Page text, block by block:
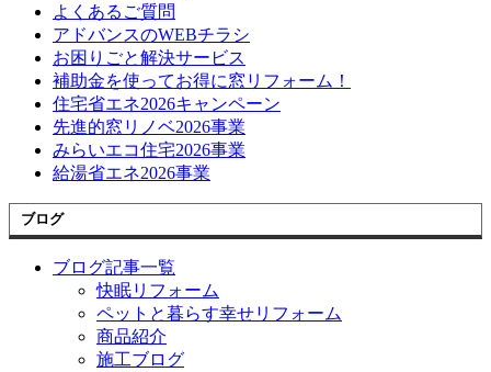
よくあるご質問
アドバンスのWEBチラシ
お困りごと解決サービス
補助金を使ってお得に窓リフォーム！
住宅省エネ2026キャンペーン
先進的窓リノベ2026事業
みらいエコ住宅2026事業
給湯省エネ2026事業
ブログ
ブログ記事一覧
快眠リフォーム
ペットと暮らす幸せリフォーム
商品紹介
施工ブログ